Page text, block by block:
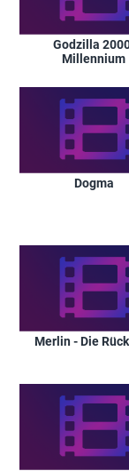
Godzilla
Millennium
Dogma
Merlin - Die